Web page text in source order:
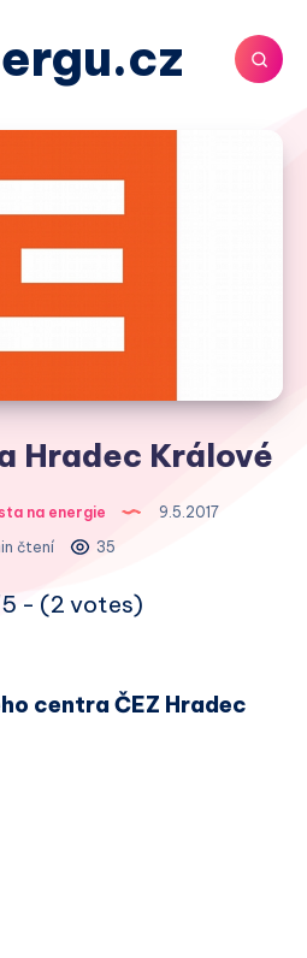
Hradec Králové
na energie
9.5.2017
čtení
35
- (2 votes)
centra ČEZ Hradec